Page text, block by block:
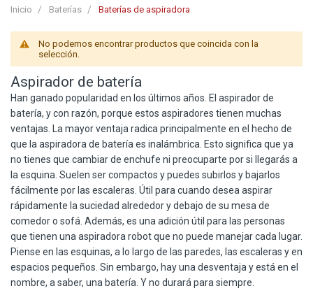
Inicio Baterías Baterías de aspiradora
No podemos encontrar productos que coincida con la
selección.
Aspirador de batería
Han ganado popularidad en los últimos años. El aspirador de
batería, y con razón, porque estos aspiradores tienen muchas
ventajas. La mayor ventaja radica principalmente en el hecho de
que la aspiradora de batería es inalámbrica. Esto significa que ya
no tienes que cambiar de enchufe ni preocuparte por si llegarás a
la esquina. Suelen ser compactos y puedes subirlos y bajarlos
fácilmente por las escaleras. Útil para cuando desea aspirar
rápidamente la suciedad alrededor y debajo de su mesa de
comedor o sofá. Además, es una adición útil para las personas
que tienen una aspiradora robot que no puede manejar cada lugar.
Piense en las esquinas, a lo largo de las paredes, las escaleras y en
espacios pequeños. Sin embargo, hay una desventaja y está en el
nombre, a saber, una batería. Y no durará para siempre.